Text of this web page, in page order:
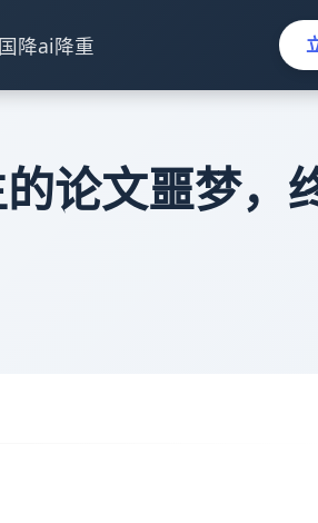
降ai降重
论文噩梦，